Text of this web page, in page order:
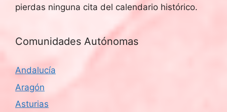
pierdas ninguna cita del calendario histórico.
Comunidades Autónomas
Andalucía
Aragón
Asturias